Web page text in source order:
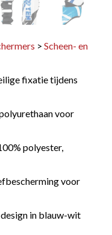
>Scheen- en
fixatie tijdens
voor
polyester,
voor
in blauw-wit